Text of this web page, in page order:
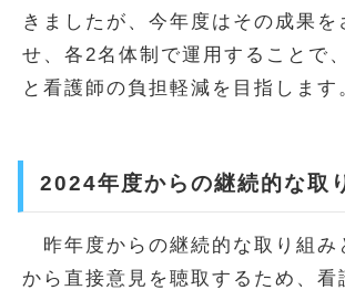
きましたが、今年度はその成果を
せ、各2名体制で運用することで
と看護師の負担軽減を目指します
2024年度からの継続的な取
昨年度からの継続的な取り組み
から直接意見を聴取するため、看